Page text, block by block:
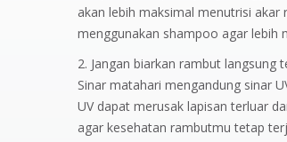
akan lebih maksimal menutrisi
menggunakan shampoo agar lebih
Jangan biarkan rambut langsung
Sinar matahari mengandung sinar
UV dapat merusak lapisan terluar
agar kesehatan rambutmu tetap